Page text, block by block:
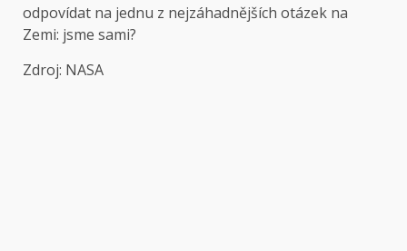
odpovídat na jednu z nejzáhadnějších otázek na
Zemi: jsme sami?
Zdroj: NASA